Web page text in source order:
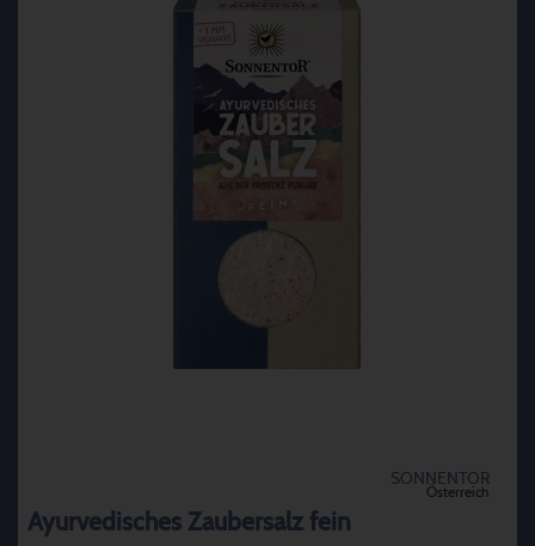
SONNENTOR
Österreich
Ayurvedisches Zaubersalz fein